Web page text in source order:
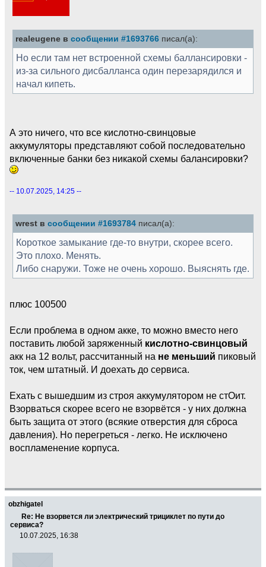
realeugene в сообщении #1693766 писал(а):
Но если там нет встроенной схемы баллансировки -
из-за сильного дисбалланса один перезарядился и
начал кипеть.
А это ничего, что все кислотно-свинцовые
аккумуляторы представляют собой последовательно
включенные банки без никакой схемы балансировки?
-- 10.07.2025, 14:25 --
wrest в сообщении #1693784 писал(а):
Короткое замыкание где-то внутри, скорее всего.
Это плохо. Менять.
Либо снаружи. Тоже не очень хорошо. Выяснять где.
плюс 100500
Если проблема в одном акке, то можно вместо него
поставить любой заряженный кислотно-свинцовый
акк на 12 вольт, рассчитанный на не меньший пиковый
ток, чем штатный. И доехать до сервиса.
Ехать с вышедшим из строя аккумулятором не стОит.
Взорваться скорее всего не взорвётся - у них должна
быть защита от этого (всякие отверстия для сброса
давления). Но перегреться - легко. Не исключено
воспламенение корпуса.
obzhigatel
Re: Не взорвется ли электрический трициклет по пути до
сервиса?
10.07.2025, 16:38